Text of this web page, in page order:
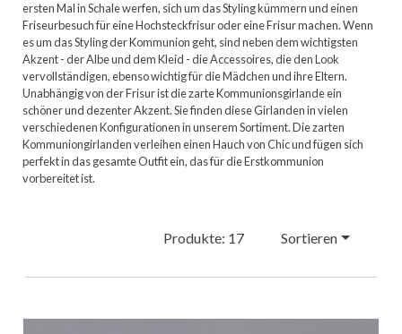
ersten Mal in Schale werfen, sich um das Styling kümmern und einen
Friseurbesuch für eine Hochsteckfrisur oder eine Frisur machen. Wenn
es um das Styling der Kommunion geht, sind neben dem wichtigsten
Akzent - der Albe und dem Kleid - die Accessoires, die den Look
vervollständigen, ebenso wichtig für die Mädchen und ihre Eltern.
Unabhängig von der Frisur ist die zarte Kommunionsgirlande ein
schöner und dezenter Akzent. Sie finden diese Girlanden in vielen
verschiedenen Konfigurationen in unserem Sortiment. Die zarten
Kommuniongirlanden verleihen einen Hauch von Chic und fügen sich
perfekt in das gesamte Outfit ein, das für die Erstkommunion
vorbereitet ist.
Produkte: 17 Sortieren